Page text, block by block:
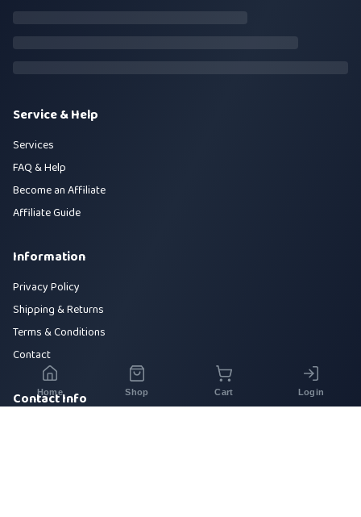
Service & Help
Services
FAQ & Help
Become an Affiliate
Affiliate Guide
Information
Privacy Policy
Shipping & Returns
Terms & Conditions
Contact
Contact Info
Home Shop Cart Login